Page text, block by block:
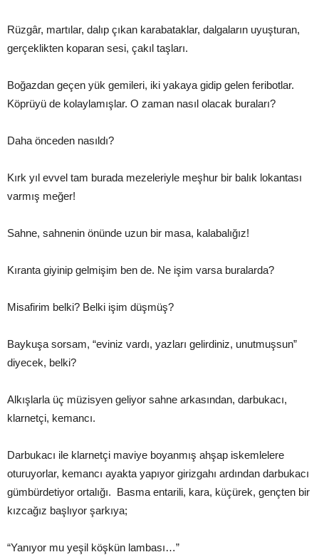
Rüzgâr, martılar, dalıp çıkan karabataklar, dalgaların uyuşturan,
gerçeklikten koparan sesi, çakıl taşları.
Boğazdan geçen yük gemileri, iki yakaya gidip gelen feribotlar.
Köprüyü de kolaylamışlar. O zaman nasıl olacak buraları?
Daha önceden nasıldı?
Kırk yıl evvel tam burada mezeleriyle meşhur bir balık lokantası
varmış meğer!
Sahne, sahnenin önünde uzun bir masa, kalabalığız!
Kıranta giyinip gelmişim ben de. Ne işim varsa buralarda?
Misafirim belki? Belki işim düşmüş?
Baykuşa sorsam, “eviniz vardı, yazları gelirdiniz, unutmuşsun”
diyecek, belki?
Alkışlarla üç müzisyen geliyor sahne arkasından, darbukacı,
klarnetçi, kemancı.
Darbukacı ile klarnetçi maviye boyanmış ahşap iskemlelere
oturuyorlar, kemancı ayakta yapıyor girizgahı ardından darbukacı
gümbürdetiyor ortalığı. Basma entarili, kara, küçürek, gençten bir
kızcağız başlıyor şarkıya;
“Yanıyor mu yeşil köşkün lambası…”